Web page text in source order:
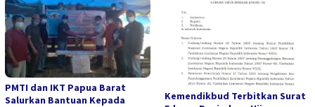
PMTI dan IKT Papua Barat
Salurkan Bantuan Kepada
Kemendikbud Terbitkan Surat